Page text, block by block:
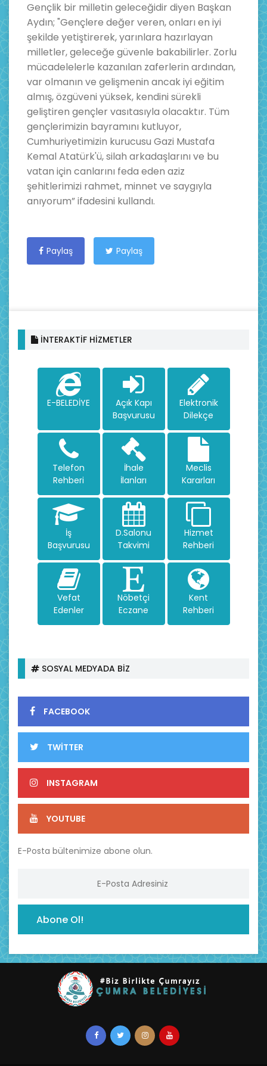
Gençlik bir milletin geleceğidir diyen Başkan
Aydın; "Gençlere değer veren, onları en iyi
şekilde yetiştirerek, yarınlara hazırlayan
milletler, geleceğe güvenle bakabilirler. Zorlu
mücadelelerle kazanılan zaferlerin ardından,
var olmanın ve gelişmenin ancak iyi eğitim
almış, özgüveni yüksek, kendini sürekli
geliştiren gençler vasıtasıyla olacaktır. Tüm
gençlerimizin bayramını kutluyor,
Cumhuriyetimizin kurucusu Gazi Mustafa
Kemal Atatürk'ü, silah arkadaşlarını ve bu
vatan için canlarını feda eden aziz
şehitlerimizi rahmet, minnet ve saygıyla
anıyorum” ifadesini kullandı.
Paylaş Paylaş
İNTERAKTİF HİZMETLER
E-BELEDİYE
Açık Kapı
Başvurusu
Elektronik
Dilekçe
Telefon
Rehberi
İhale
İlanları
Meclis
Kararları
İş
Başvurusu
D.Salonu
Takvimi
Hizmet
Rehberi
Vefat
Edenler
Nöbetçi
Eczane
Kent
Rehberi
SOSYAL MEDYADA BİZ
FACEBOOK
TWİTTER
INSTAGRAM
YOUTUBE
E-Posta bültenimize abone olun.
Abone Ol!